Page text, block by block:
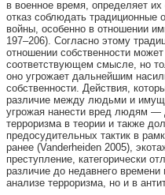
в военное время, определяет
отказ соблюдать традиционные
войны, особенно в отношении
197–206). Согласно этому
отношении собственности
соответствующем смысле, но
оно угрожает дальнейшим
собственности. Действия,
различие между людьми и
угрожая нанести вред людям —
терроризма в теории и также
предосудительных тактик в
ранее (Vanderheiden 2005),
преступление, категорически
различие до недавнего
анализе терроризма, но и в